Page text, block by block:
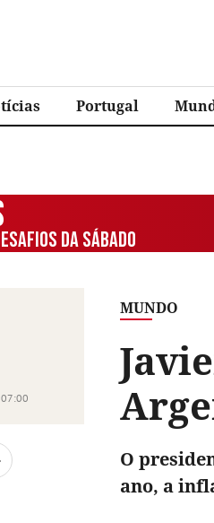
Portugal
DA SÁBADO
MUNDO
O
ano, a